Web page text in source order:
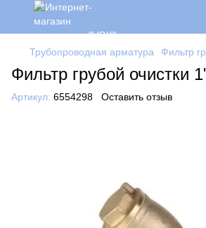
Трубопроводная арматура Фильтр
Фильтр грубой очистки
Артикул: 6554298 Оставить отзыв